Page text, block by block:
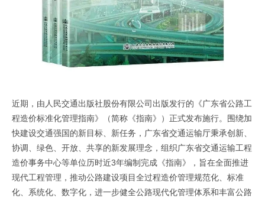
近期，由人民交通出版社股份有限公司出版发行的《广东省公路工
程造价标准化管理指南》（简称《指南》）正式发布施行。围绕加
快建设交通强国的新目标、新任务，广东省交通运输厅秉承创新、
协调、绿色、开放、共享的新发展理念，组织广东省交通运输工程
造价事务中心等单位历时近3年编制完成《指南》，旨在全面推进
现代工程管理，推动公路建设项目全过程造价管理规范化、标准
化、系统化、数字化，进一步健全公路现代化管理体系和丰富公路